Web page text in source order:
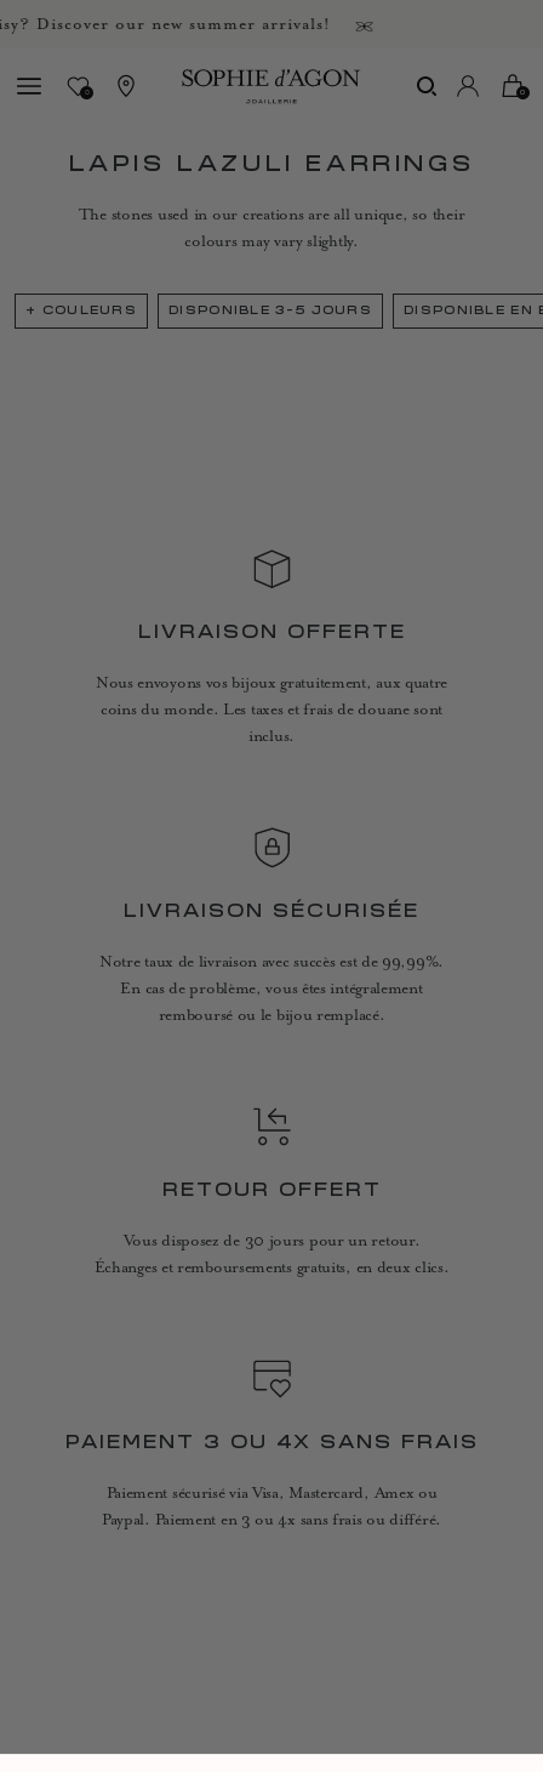
Discover our new summer arrivals!
0 0
LAPIS LAZULI EARRINGS
The stones used in our creations are all unique, so their
colours may vary slightly.
+ COULEURS DISPONIBLE 3-5 JOURS DISPONIBLE EN
LIVRAISON OFFERTE
Nous envoyons vos bijoux gratuitement, aux quatre
coins du monde. Les taxes et frais de douane sont
inclus.
LIVRAISON SÉCURISÉE
Notre taux de livraison avec succès est de 99,99%.
En cas de problème, vous êtes intégralement
remboursé ou le bijou remplacé.
RETOUR OFFERT
Vous disposez de 30 jours pour un retour.
Échanges et remboursements gratuits, en deux clics.
PAIEMENT 3 OU 4X SANS FRAIS
Paiement sécurisé via Visa, Mastercard, Amex ou
Paypal. Paiement en 3 ou 4x sans frais ou différé.